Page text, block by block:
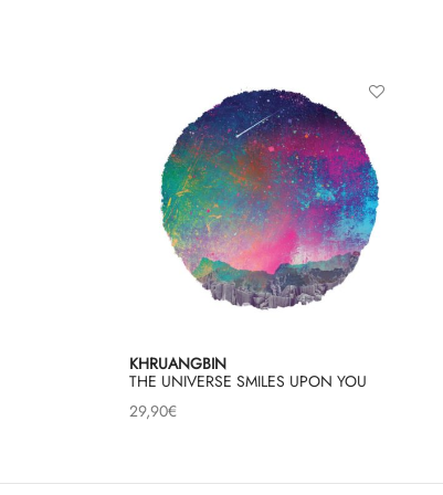
KHRUANGBIN
THE UNIVERSE SMILES UPON YOU
29,90€